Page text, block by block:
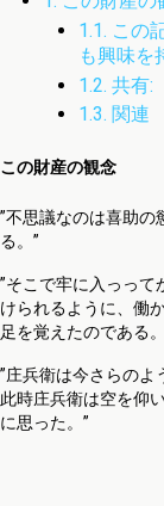
1.1. この
も興味を
1.2. 共有:
1.3. 関連
この財産の観念
”不思議なのは喜助
る。”
”そこで牢に入っっ
けられるように、働
足を覚えたのである
”庄兵衛は今さらのよ
此時庄兵衛は空を仰
に思った。”